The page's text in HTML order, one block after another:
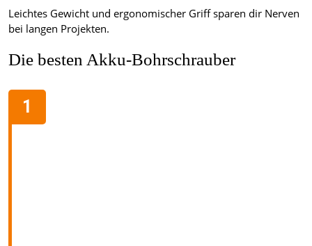
Leichtes Gewicht und ergonomischer Griff sparen dir Nerven
bei langen Projekten.
Die besten Akku-Bohrschrauber